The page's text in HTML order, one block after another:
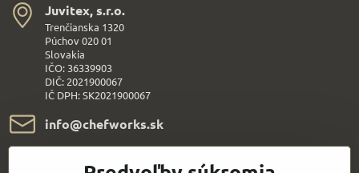
Juvitex, s​.r​.o​.
Trenčianska 1320
Púchov 020 01
Slovakia
IČO: 36339903
DIČ: 2021900067
IČ DPH: SK2021900067
info​@chefworks​.sk